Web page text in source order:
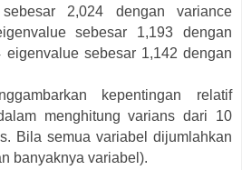
2,024 dengan variance
sebesar 1,193 dengan
eigenvalue sebesar 1,142 dengan
kepentingan relatif
menghitung varians dari 10
Bila semua variabel dijumlahkan
banyaknya variabel).